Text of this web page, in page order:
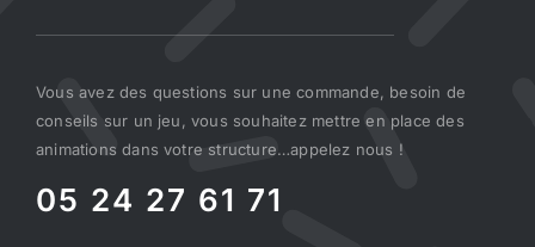
Vous avez des questions sur une commande, besoin de
conseils sur un jeu, vous souhaitez mettre en place des
animations dans votre structure…appelez nous !
05 24 27 61 71